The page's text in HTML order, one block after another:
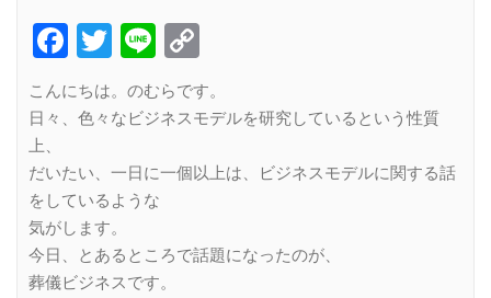
Facebook
Twitter
Line
Link
こんにちは。のむらです。
日々、色々なビジネスモデルを研究しているという性質
上、
だいたい、一日に一個以上は、ビジネスモデルに関する話
をしているような
気がします。
今日、とあるところで話題になったのが、
葬儀ビジネスです。